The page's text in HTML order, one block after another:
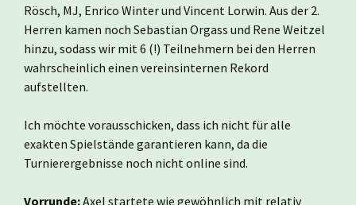
Rösch, MJ, Enrico Winter und Vincent Lorwin. Aus der 2.
Herren kamen noch Sebastian Orgass und Rene Weitzel
hinzu, sodass wir mit 6 (!) Teilnehmern bei den Herren
wahrscheinlich einen vereinsinternen Rekord
aufstellten.
Ich möchte vorausschicken, dass ich nicht für alle
exakten Spielstände garantieren kann, da die
Turnierergebnisse noch nicht online sind.
Vorrunde:Axel startete wie gewöhnlich mit relativ